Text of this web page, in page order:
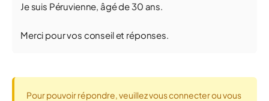
Je suis Péruvienne, âgé de 30 ans.
Merci pour vos conseil et réponses.
Pour pouvoir répondre, veuillez vous connecter ou vous